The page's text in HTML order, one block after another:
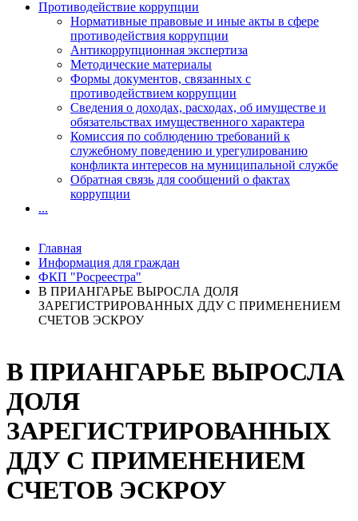
В ПРИАНГАРЬЕ ВЫРОСЛА
ДОЛЯ
ЗАРЕГИСТРИРОВАННЫХ
ДДУ С ПРИМЕНЕНИЕМ
СЧЕТОВ ЭСКРОУ
Противодействие коррупции
Нормативные правовые и иные акты в сфере
противодействия коррупции
Антикоррупционная экспертиза
Методические материалы
Формы документов, связанных с
противодействием коррупции
Сведения о доходах, расходах, об имуществе и
обязательствах имущественного характера
Комиссия по соблюдению требований к
служебному поведению и урегулированию
конфликта интересов на муниципальной службе
Обратная связь для сообщений о фактах
коррупции
...
Главная
Информация для граждан
ФКП "Росреестра"
В ПРИАНГАРЬЕ ВЫРОСЛА ДОЛЯ
ЗАРЕГИСТРИРОВАННЫХ ДДУ С ПРИМЕНЕНИЕМ
СЧЕТОВ ЭСКРОУ